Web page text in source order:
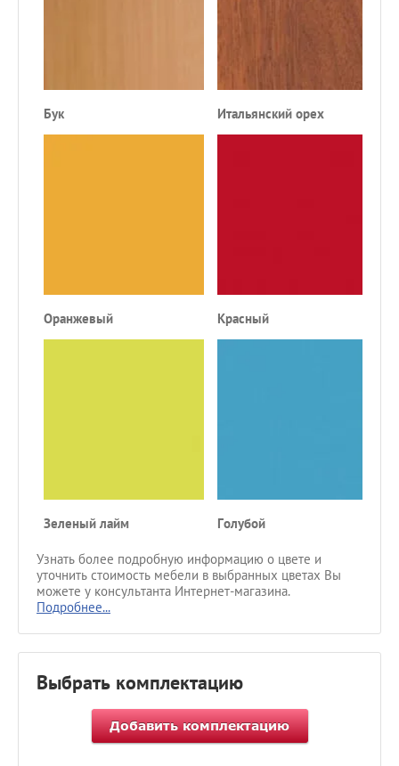
Бук Итальянский орех
Оранжевый Красный
Зеленый лайм Голубой
Узнать более подробную информацию о цвете и
уточнить стоимость мебели в выбранных цветах Вы
можете у консультанта Интернет-магазина.
Подробнее...
Выбрать комплектацию